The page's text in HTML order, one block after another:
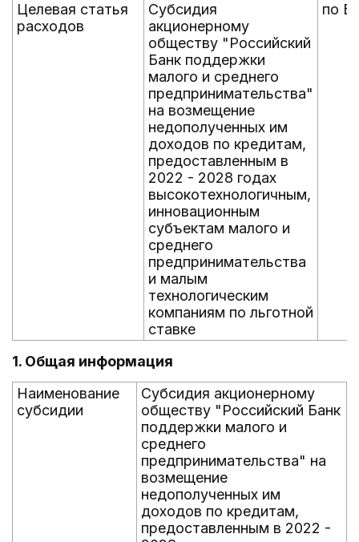
Целевая статья
расходов
Субсидия
акционерному
обществу "Российский
Банк поддержки
малого и среднего
предпринимательства"
на возмещение
недополученных им
доходов по кредитам,
предоставленным в
2022 - 2028 годах
высокотехнологичным,
инновационным
субъектам малого и
среднего
предпринимательства
и малым
технологическим
компаниям по льготной
ставке
по
1. Общая информация
Наименование
субсидии
Субсидия акционерному
обществу "Российский Банк
поддержки малого и
среднего
предпринимательства" на
возмещение
недополученных им
доходов по кредитам,
предоставленным в 2022 -